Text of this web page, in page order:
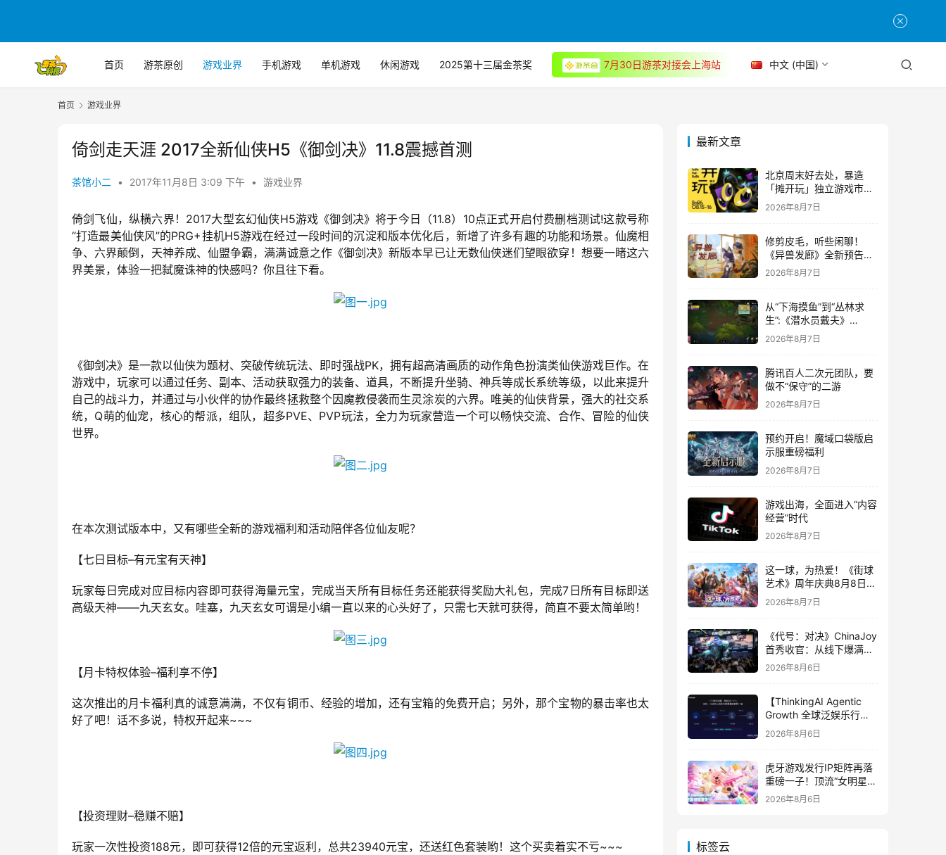
首页 游茶原创 游戏业界 手机游戏 单机游戏 休闲游戏 2025第十三届金茶奖 7月30日游茶对接会上海站 中文 (中国)
首页 游戏业界
倚剑走天涯 2017全新仙侠H5《御剑决》11.8震撼首测
茶馆小二 • 2017年11月8日 3:09 下午 • 游戏业界
倚剑飞仙，纵横六界！2017大型玄幻仙侠H5游戏《御剑决》将于今日（11.8）10点正式开启付费删档测试!这款号称
“打造最美仙侠风”的PRG+挂机H5游戏在经过一段时间的沉淀和版本优化后，新增了许多有趣的功能和场景。仙魔相
争、六界颠倒，天神养成、仙盟争霸，满满诚意之作《御剑决》新版本早已让无数仙侠迷们望眼欲穿！想要一睹这六
界美景，体验一把弑魔诛神的快感吗？你且往下看。
《御剑决》是一款以仙侠为题材、突破传统玩法、即时强战PK，拥有超高清画质的动作角色扮演类仙侠游戏巨作。在
游戏中，玩家可以通过任务、副本、活动获取强力的装备、道具，不断提升坐骑、神兵等成长系统等级，以此来提升
自己的战斗力，并通过与小伙伴的协作最终拯救整个因魔教侵袭而生灵涂炭的六界。唯美的仙侠背景，强大的社交系
统，Q萌的仙宠，核心的帮派，组队，超多PVE、PVP玩法，全力为玩家营造一个可以畅快交流、合作、冒险的仙侠
世界。
在本次测试版本中，又有哪些全新的游戏福利和活动陪伴各位仙友呢？
【七日目标–有元宝有天神】
玩家每日完成对应目标内容即可获得海量元宝，完成当天所有目标任务还能获得奖励大礼包，完成7日所有目标即送
高级天神——九天玄女。哇塞，九天玄女可谓是小编一直以来的心头好了，只需七天就可获得，简直不要太简单哟！
【月卡特权体验–福利享不停】
这次推出的月卡福利真的诚意满满，不仅有铜币、经验的增加，还有宝箱的免费开启；另外，那个宝物的暴击率也太
好了吧！话不多说，特权开起来~~~
【投资理财–稳赚不赔】
玩家一次性投资188元，即可获得12倍的元宝返利，总共23940元宝，还送红色套装哟！这个买卖着实不亏~~~
最新文章
北京周末好去处，暴造
「摊开玩」独立游戏市集
正式开票！
2026年8月7日
修剪皮毛，听些闲聊！
《异兽发廊》全新预告与
Steam免费试玩公开
2026年8月7日
从“下海摸鱼”到“丛林求
生”:《潜水员戴夫》
DLC《丛林》移动端定档
8月14日
2026年8月7日
腾讯百人二次元团队，要
做不“保守”的二游
2026年8月7日
预约开启！魔域口袋版启
示服重磅福利
2026年8月7日
游戏出海，全面进入“内容
经营”时代
2026年8月7日
这一球，为热爱！《街球
艺术》周年庆典8月8日正
式上线，多重福利与全新
内容同步开启
2026年8月7日
《代号：对决》ChinaJoy
首秀收官：从线下爆满看
见玩家的真实期待
2026年8月6日
【ThinkingAI Agentic
Growth 全球泛娱乐行业
峰会】Agent 时代，人到
底负责什么
2026年8月6日
虎牙游戏发行IP矩阵再落
重磅一子！顶流“女明星”
ZANMANG LOOPY 正版
2026年8月6日
标签云